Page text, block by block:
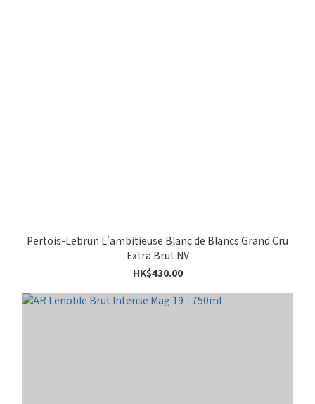
Pertois-Lebrun L'ambitieuse Blanc de Blancs Grand Cru
Extra Brut NV
HK$430.00